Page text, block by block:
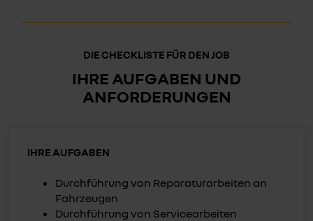
DIE CHECKLISTE FÜR DEN JOB
IHRE AUFGABEN UND
ANFORDERUNGEN
IHRE AUFGABEN
Durchführung von Reparaturarbeiten an
Fahrzeugen
Durchführung von Servicearbeiten